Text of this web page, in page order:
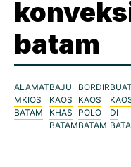
batam
ALAMAT
MKIOS
BATAM
BAJU
KAOS
KHAS
BATAM
BORDIR
KAOS
POLO
BATAM
BUAT
DI